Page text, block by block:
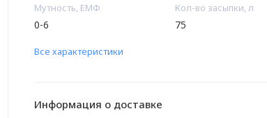
Мутность, ЕМФ
0-6
Кол-во засыпки, л
75
Все характеристики
Информация о доставке